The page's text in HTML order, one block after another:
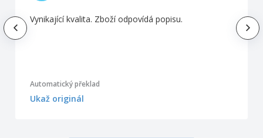
Vynikající kvalita. Zboží odpovídá popisu.
Automatický překlad
Ukaž originál